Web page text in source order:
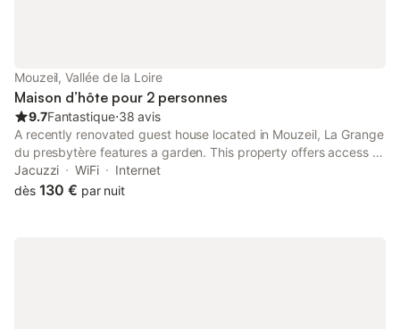
Mouzeil, Vallée de la Loire
Maison d’hôte pour 2 personnes
9.7Fantastique⋅38 avis
A recently renovated guest house located in Mouzeil, La Grange
du presbytère features a garden. This property offers access to
a terrace, free private parking and free WiFi. The property is
non-smoking and is set 34 km from Botanical Garden of...
Jacuzzi WiFi
Internet
dès 130 € par nuit